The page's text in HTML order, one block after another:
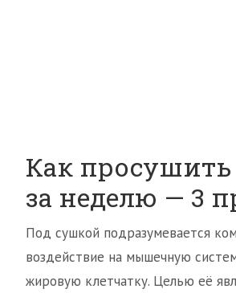
Как
за неделю — 3
Под сушкой подразумевается
воздействие на мышечную
жировую клетчатку. Целью её